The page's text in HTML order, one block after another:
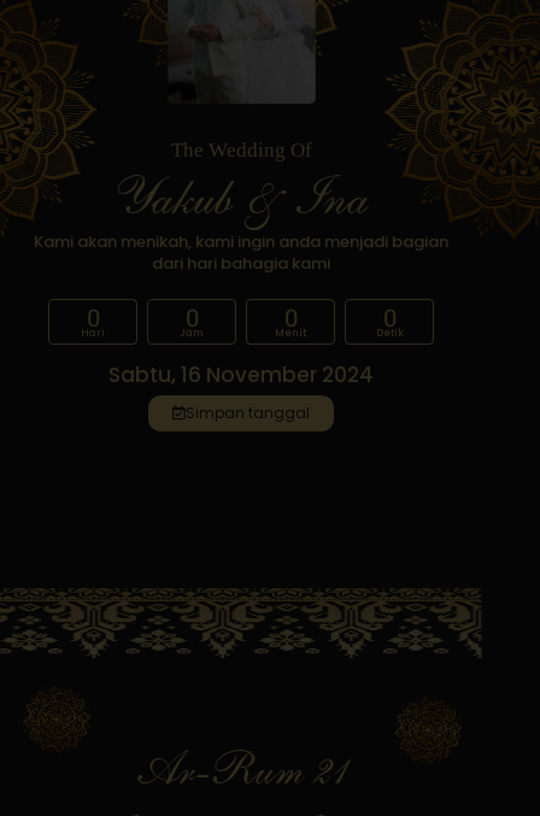
The Wedding Of
Yakub & Ina
Kami akan menikah, kami ingin anda menjadi bagian
dari hari bahagia kami
0
Hari
0
Jam
0
Menit
0
Detik
Sabtu, 16 November 2024
Simpan tanggal
Ar-Rum 21